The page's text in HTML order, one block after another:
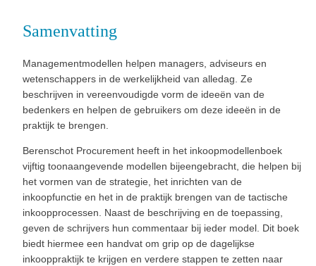
Samenvatting
Managementmodellen helpen managers, adviseurs en
wetenschappers in de werkelijkheid van alledag. Ze
beschrijven in vereenvoudigde vorm de ideeën van de
bedenkers en helpen de gebruikers om deze ideeën in de
praktijk te brengen.
Berenschot Procurement heeft in het inkoopmodellenboek
vijftig toonaangevende modellen bijeengebracht, die helpen bij
het vormen van de strategie, het inrichten van de
inkoopfunctie en het in de praktijk brengen van de tactische
inkoopprocessen. Naast de beschrijving en de toepassing,
geven de schrijvers hun commentaar bij ieder model. Dit boek
biedt hiermee een handvat om grip op de dagelijkse
inkooppraktijk te krijgen en verdere stappen te zetten naar